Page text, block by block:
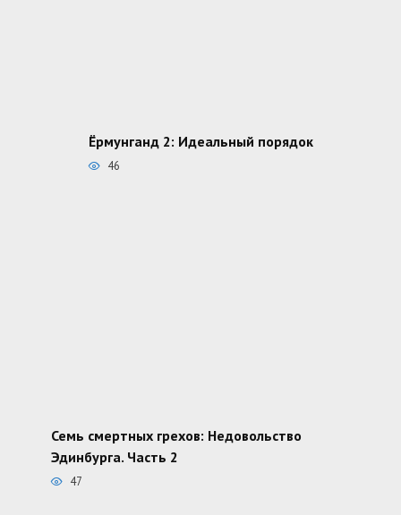
Ёрмунганд 2: Идеальный порядок
46
Семь смертных грехов: Недовольство
Эдинбурга. Часть 2
47